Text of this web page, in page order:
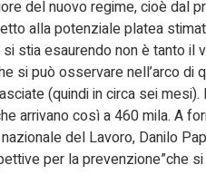
del nuovo regime, cioè dal
alla potenziale platea
stia esaurendo non è tanto il
si può osservare nell’arco di
(quindi in circa sei
arrivano così a 460 mila. A
del Lavoro, Danilo
per la prevenzione”che